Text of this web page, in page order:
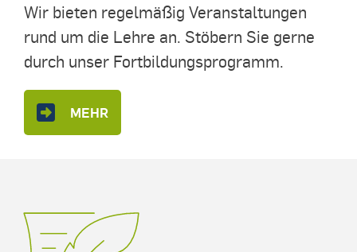
Wir bieten regelmäßig Veranstaltungen
rund um die Lehre an. Stöbern Sie gerne
durch unser Fortbildungsprogramm.
MEHR